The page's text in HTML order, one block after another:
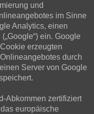
und
im Sinne
Analytics, einen
ein. Google
erzeugten
durch
Server von Google
Abkommen zertifiziert
europäische